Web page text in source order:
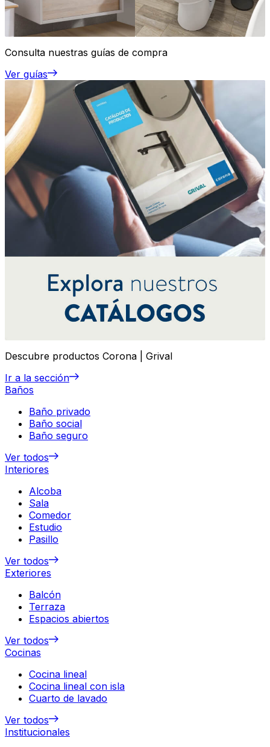
Consulta nuestras guías de compra
Ver guías
Descubre productos Corona | Grival
Ir a la sección
Baños
Baño privado
Baño social
Baño seguro
Ver todos
Interiores
Alcoba
Sala
Comedor
Estudio
Pasillo
Ver todos
Exteriores
Balcón
Terraza
Espacios abiertos
Ver todos
Cocinas
Cocina lineal
Cocina lineal con isla
Cuarto de lavado
Ver todos
Institucionales